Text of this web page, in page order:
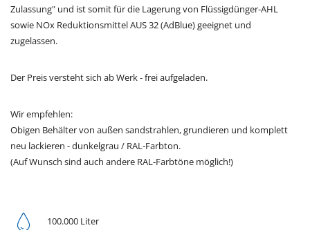
Zulassung" und ist somit für die Lagerung von Flüssigdünger-AHL
sowie NOx Reduktionsmittel AUS 32 (AdBlue) geeignet und
zugelassen.
Der Preis versteht sich ab Werk - frei aufgeladen.
Wir empfehlen:
Obigen Behälter von außen sandstrahlen, grundieren und komplett
neu lackieren - dunkelgrau / RAL-Farbton.
(Auf Wunsch sind auch andere RAL-Farbtöne möglich!)
100.000 Liter